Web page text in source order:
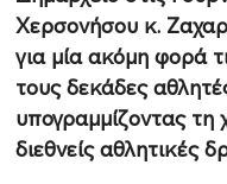
Χερσονήσου κ.
για μία ακόμη φορά
τους δεκάδες
υπογραμμίζοντας τη
διεθνείς αθλητικές